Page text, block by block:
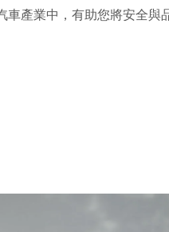
產業中，有助您將安全與